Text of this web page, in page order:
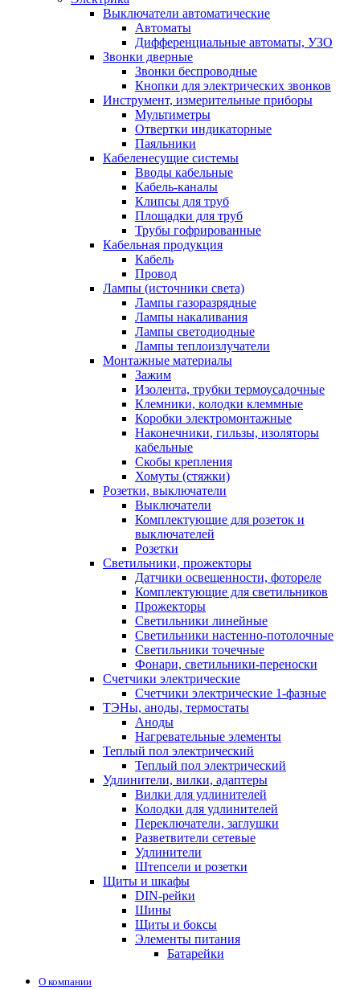
Выключатели автоматические
Автоматы
Дифференциальные автоматы, УЗО
Звонки дверные
Звонки беспроводные
Кнопки для электрических звонков
Инструмент, измерительные приборы
Мультиметры
Отвертки индикаторные
Паяльники
Кабеленесущие системы
Вводы кабельные
Кабель-каналы
Клипсы для труб
Площадки для труб
Трубы гофрированные
Кабельная продукция
Кабель
Провод
Лампы (источники света)
Лампы газоразрядные
Лампы накаливания
Лампы светодиодные
Лампы теплоизлучатели
Монтажные материалы
Зажим
Изолента, трубки термоусадочные
Клемники, колодки клеммные
Коробки электромонтажные
Наконечники, гильзы, изоляторы
кабельные
Скобы крепления
Хомуты (стяжки)
Розетки, выключатели
Выключатели
Комплектующие для розеток и
выключателей
Розетки
Светильники, прожекторы
Датчики освещенности, фотореле
Комплектующие для светильников
Прожекторы
Светильники линейные
Светильники настенно-потолочные
Светильники точечные
Фонари, светильники-переноски
Счетчики электрические
Счетчики электрические 1-фазные
ТЭНы, аноды, термостаты
Аноды
Нагревательные элементы
Теплый пол электрический
Теплый пол электрический
Удлинители, вилки, адаптеры
Вилки для удлинителей
Колодки для удлинителей
Переключатели, заглушки
Разветвители сетевые
Удлинители
Штепсели и розетки
Щиты и шкафы
DIN-рейки
Шины
Щиты и боксы
Элементы питания
Батарейки
О компании